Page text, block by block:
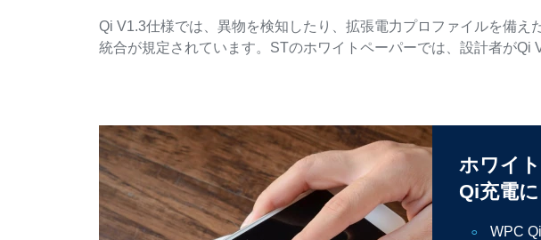
Qi V1.3仕様では、異物を検知したり、拡張電力プロファイルを備
統合が規定されています。STのホワイトペーパーでは、設計者がQi
ホワイ
Qi充電
WPC